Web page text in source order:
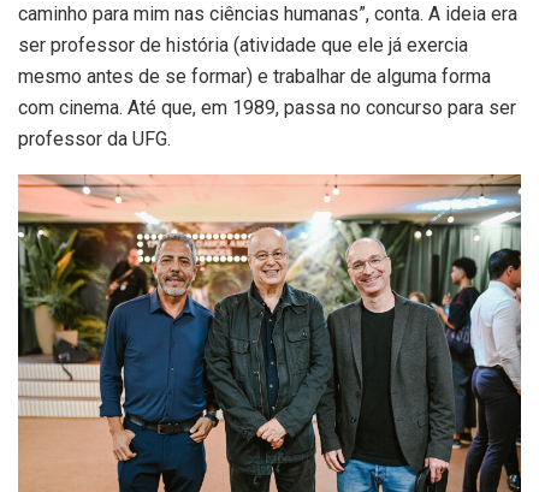
caminho para mim nas ciências humanas”, conta. A ideia era
ser professor de história (atividade que ele já exercia
mesmo antes de se formar) e trabalhar de alguma forma
com cinema. Até que, em 1989, passa no concurso para ser
professor da UFG.